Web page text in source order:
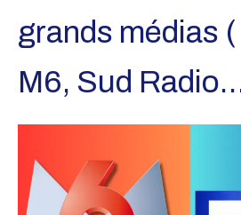
grands médias
M6, Sud